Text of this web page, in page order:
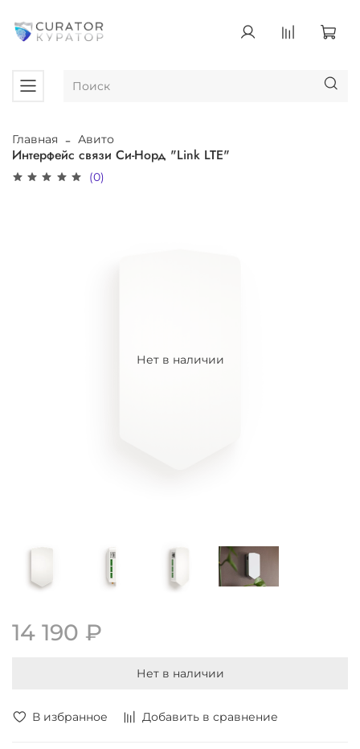
Главная Авито
Интерфейс связи Си-Норд "Link LTE"
(0)
В избранное Добавить в сравнение
Нет в наличии
14 190 ₽
Нет в наличии